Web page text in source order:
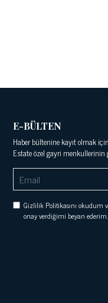
E-BÜLTEN
Haber bültenine kayıt olmak
Estate özel gayri menkullerinin
Gizlilik Politikasını okudum
onay verdiğimi beyan ederim.